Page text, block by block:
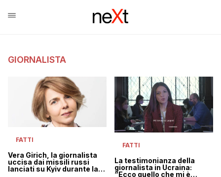
GIORNALISTA
FATTI
Vera Girich, la giornalista
uccisa dai missili russi
lanciati su Kyiv durante la
FATTI
La testimonianza della
giornalista in Ucraina:
“Ecco quello che mi è